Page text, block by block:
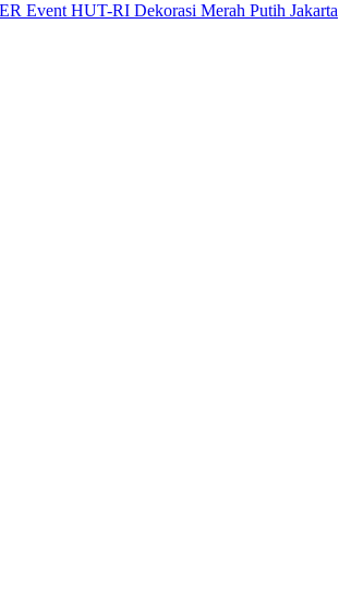
Event HUT-RI Dekorasi Merah Putih Jakarta